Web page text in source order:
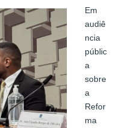
Em
audiê
ncia
públic
a
sobre
a
Refor
ma